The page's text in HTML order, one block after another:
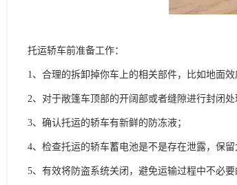
托运轿车前准备工作：
1、合理的拆卸掉你车上的相关部件，比如地面
2、对于敞篷车顶部的开阔部或者缝隙进行封闭
3、确认托运的轿车有新鲜的防冻液；
4、检查托运的轿车蓄电池是不是存在泄露，保留
5、有效将防盗系统关闭，避免运输过程中不必要